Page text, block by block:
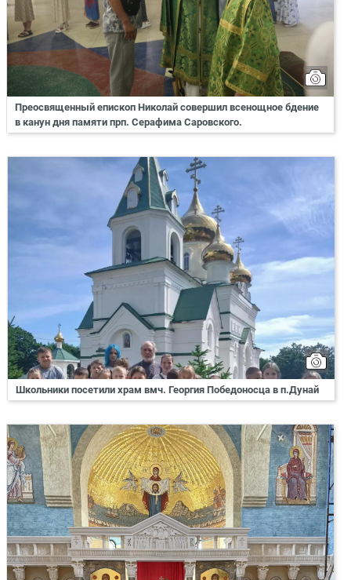
Преосвященный епископ Николай совершил всенощное бдение
в канун дня памяти прп. Серафима Саровского.
Школьники посетили храм вмч. Георгия Победоносца в п.Дунай